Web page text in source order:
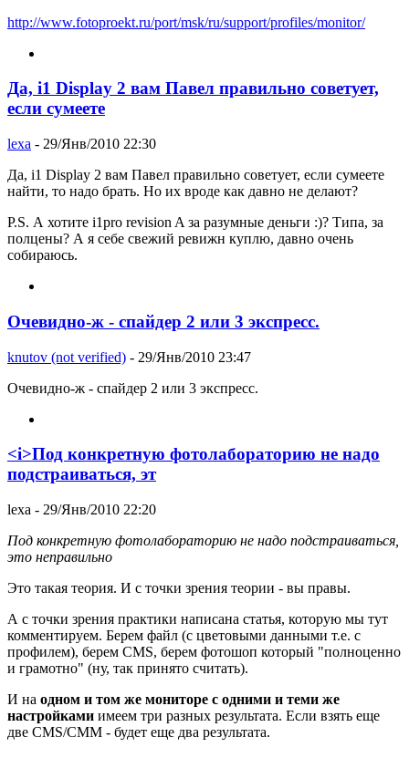
http://www.fotoproekt.ru/port/msk/ru/support/profiles/monitor/
Да, i1 Display 2 вам Павел правильно советует,
если сумеете
lexa - 29/Янв/2010 22:30
Да, i1 Display 2 вам Павел правильно советует, если сумеете
найти, то надо брать. Но их вроде как давно не делают?
P.S. А хотите i1pro revision A за разумные деньги :)? Типа, за
полцены? А я себе свежий ревижн куплю, давно очень
собираюсь.
Очевидно-ж - спайдер 2 или 3 экспресс.
knutov (not verified) - 29/Янв/2010 23:47
Очевидно-ж - спайдер 2 или 3 экспресс.
<i>Под конкретную фотолабораторию не надо
подстраиваться, эт
lexa - 29/Янв/2010 22:20
Под конкретную фотолабораторию не надо подстраиваться,
это неправильно
Это такая теория. И с точки зрения теории - вы правы.
А с точки зрения практики написана статья, которую мы тут
комментируем. Берем файл (с цветовыми данными т.е. с
профилем), берем CMS, берем фотошоп который "полноценно
и грамотно" (ну, так принято считать).
И на одном и том же мониторе с одними и теми же
настройками имеем три разных результата. Если взять еще
две CMS/CMM - будет еще два результата.